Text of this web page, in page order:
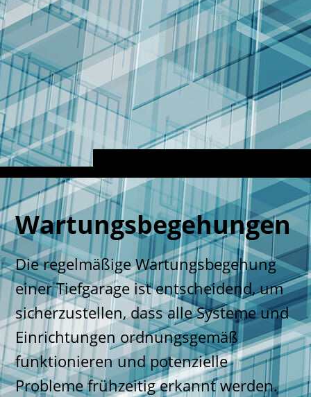
Wartungsbegehungen
Die regelmäßige Wartungsbegehung
einer Tiefgarage ist entscheidend, um
sicherzustellen, dass alle Systeme und
Einrichtungen ordnungsgemäß
funktionieren und potenzielle
Probleme frühzeitig erkannt werden.